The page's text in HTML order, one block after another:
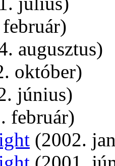
augusztus)
október)
június)
február)
(2002.